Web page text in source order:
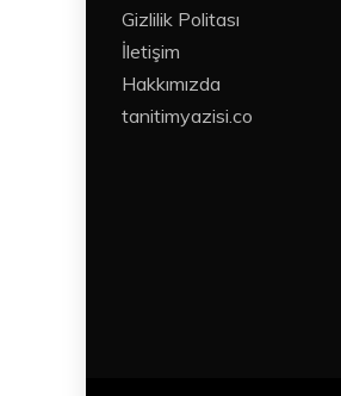
Gizlilik Politası
İletişim
Hakkımızda
tanitimyazisi.co